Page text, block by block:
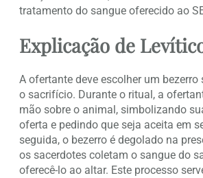
tratamento do sangue oferecido ao
Explicação de
A ofertante deve escolher um
o sacrifício. Durante o ritual, a
mão sobre o animal, simbolizando
oferta e pedindo que seja aceita em
seguida, o bezerro é degolado na
os sacerdotes coletam o sangue do
oferecê-lo ao altar. Este processo